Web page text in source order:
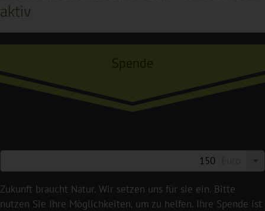
aktiv
Spende
Zukunft braucht Natur. Wir setzen uns für sie ein. Bitte
nutzen Sie Ihre Möglichkeiten, um zu helfen. Ihre Spende ist